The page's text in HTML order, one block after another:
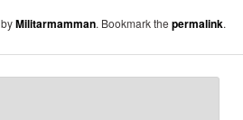
byMilitarmamman. Bookmark the permalink.